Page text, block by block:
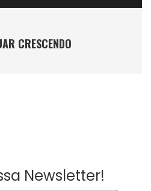
CRESCENDO
Newsletter!